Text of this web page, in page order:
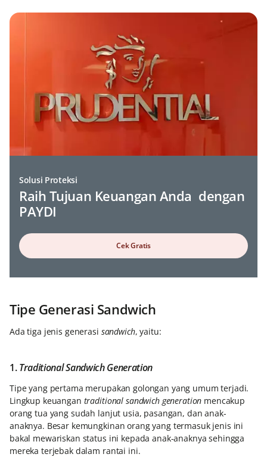
Solusi Proteksi
Raih Tujuan Keuangan Anda dengan
PAYDI
Cek Gratis
Tipe Generasi Sandwich
Ada tiga jenis generasi sandwich, yaitu:
1.Traditional Sandwich Generation
Tipe yang pertama merupakan golongan yang umum terjadi.
Lingkup keuangan traditional sandwich generation mencakup
orang tua yang sudah lanjut usia, pasangan, dan anak-
anaknya. Besar kemungkinan orang yang termasuk jenis ini
bakal mewariskan status ini kepada anak-anaknya sehingga
mereka terjebak dalam rantai ini.